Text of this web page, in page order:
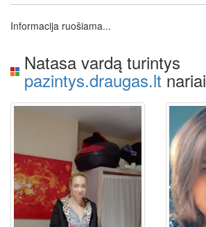
Informacija ruošiama...
Natasa vardą turintys
pazintys.draugas.ltnariai